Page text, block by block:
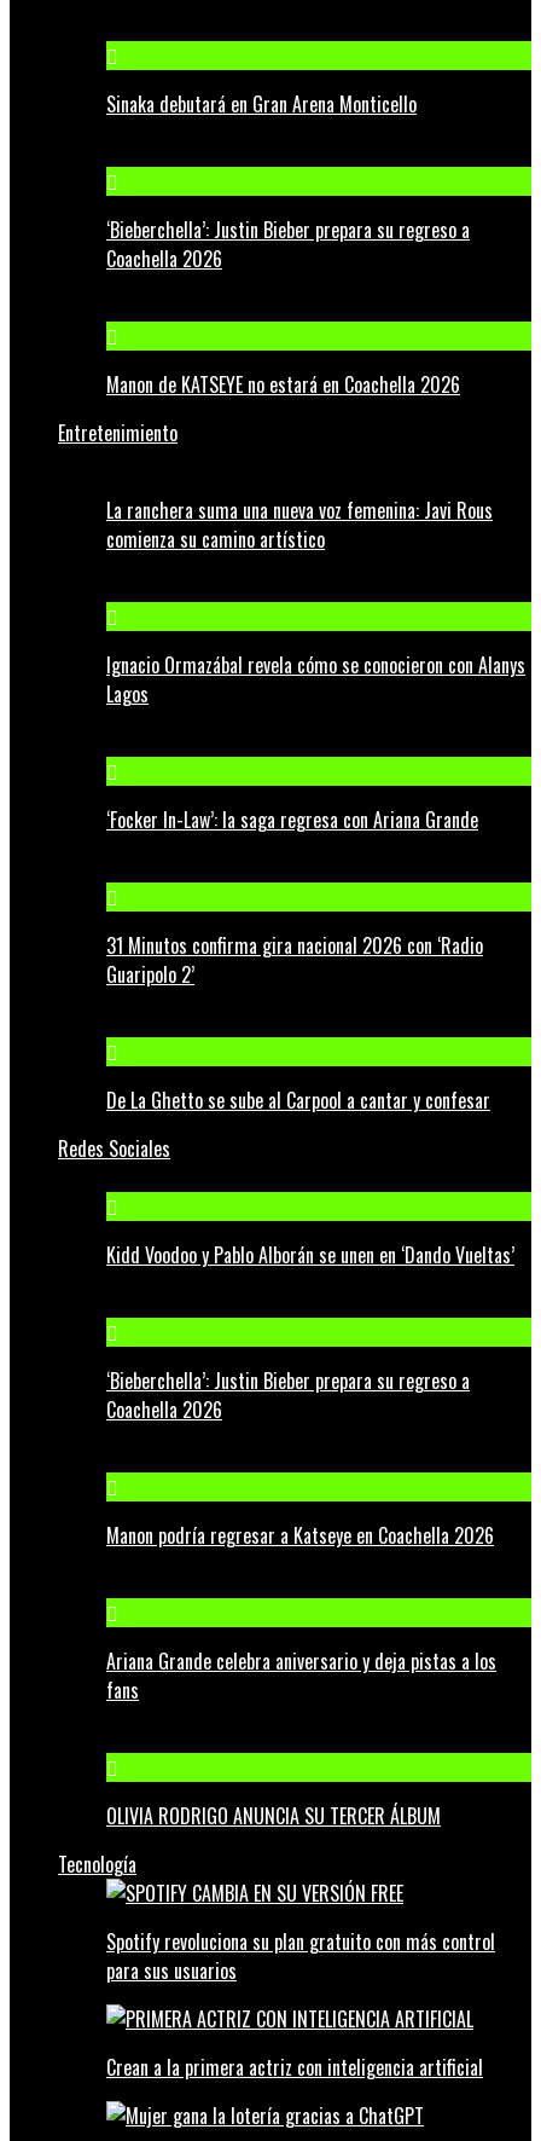
Sinaka debutará en Gran Arena Monticello
‘Bieberchella’: Justin Bieber prepara su regreso a
Coachella 2026
Manon de KATSEYE no estará en Coachella 2026
Entretenimiento
La ranchera suma una nueva voz femenina: Javi Rous
comienza su camino artístico
Ignacio Ormazábal revela cómo se conocieron con Alanys
Lagos
‘Focker In-Law’: la saga regresa con Ariana Grande
31 Minutos confirma gira nacional 2026 con ‘Radio
Guaripolo 2’
De La Ghetto se sube al Carpool a cantar y confesar
Redes Sociales
Kidd Voodoo y Pablo Alborán se unen en ‘Dando Vueltas’
‘Bieberchella’: Justin Bieber prepara su regreso a
Coachella 2026
Manon podría regresar a Katseye en Coachella 2026
Ariana Grande celebra aniversario y deja pistas a los
fans
OLIVIA RODRIGO ANUNCIA SU TERCER ÁLBUM
Tecnología
Spotify revoluciona su plan gratuito con más control
para sus usuarios
Crean a la primera actriz con inteligencia artificial